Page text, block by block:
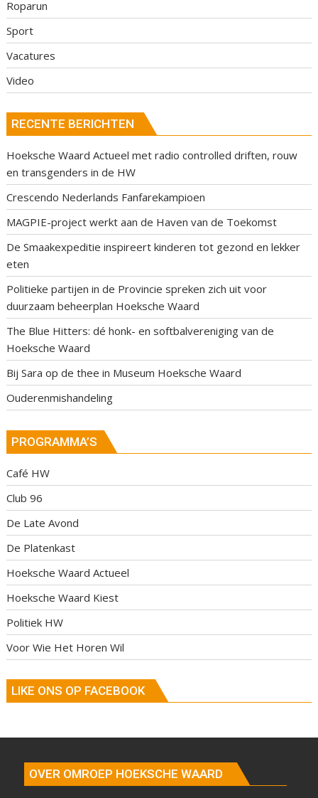
Roparun
Sport
Vacatures
Video
RECENTE BERICHTEN
Hoeksche Waard Actueel met radio controlled driften, rouw
en transgenders in de HW
Crescendo Nederlands Fanfarekampioen
MAGPIE-project werkt aan de Haven van de Toekomst
De Smaakexpeditie inspireert kinderen tot gezond en lekker
eten
Politieke partijen in de Provincie spreken zich uit voor
duurzaam beheerplan Hoeksche Waard
The Blue Hitters: dé honk- en softbalvereniging van de
Hoeksche Waard
Bij Sara op de thee in Museum Hoeksche Waard
Ouderenmishandeling
PROGRAMMA’S
Café HW
Club 96
De Late Avond
De Platenkast
Hoeksche Waard Actueel
Hoeksche Waard Kiest
Politiek HW
Voor Wie Het Horen Wil
LIKE ONS OP FACEBOOK
OVER OMROEP HOEKSCHE WAARD